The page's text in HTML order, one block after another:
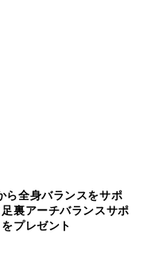
ら全身バランスをサポ
裏アーチバランスサポ
プレゼント